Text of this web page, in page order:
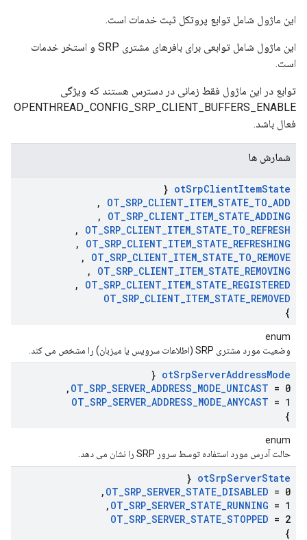
این ماژول شامل توابع پروتکل ثبت خدمات است.
این ماژول شامل توابعی برای بافرهای مشتری SRP و استخر خدمات
است.
توابع در این ماژول فقط زمانی در دسترس هستند که ویژگی
OPENTHREAD_CONFIG_SRP_CLIENT_BUFFERS_ENABLE
فعال باشد.
شمارش ها
otSrpClientItemState
{
OT_SRP_CLIENT_ITEM_STATE_TO_ADD
,
OT_SRP_CLIENT_ITEM_STATE_ADDING
,
OT_SRP_CLIENT_ITEM_STATE_TO_REFRESH
,
OT_SRP_CLIENT_ITEM_STATE_REFRESHING
,
OT_SRP_CLIENT_ITEM_STATE_TO_REMOVE
,
OT_SRP_CLIENT_ITEM_STATE_REMOVING
,
OT_SRP_CLIENT_ITEM_STATE_REGISTERED
,
OT_SRP_CLIENT_ITEM_STATE_REMOVED
}
enum
وضعیت مورد مشتری SRP (اطلاعات سرویس یا میزبان) را مشخص می کند.
otSrpServerAddressMode
{
OT_SRP_SERVER_ADDRESS_MODE_UNICAST = 0
,
OT_SRP_SERVER_ADDRESS_MODE_ANYCAST = 1
}
enum
حالت آدرس مورد استفاده توسط سرور SRP را نشان می دهد.
otSrpServerState
{
OT_SRP_SERVER_STATE_DISABLED = 0
,
OT_SRP_SERVER_STATE_RUNNING = 1
,
OT_SRP_SERVER_STATE_STOPPED = 2
}